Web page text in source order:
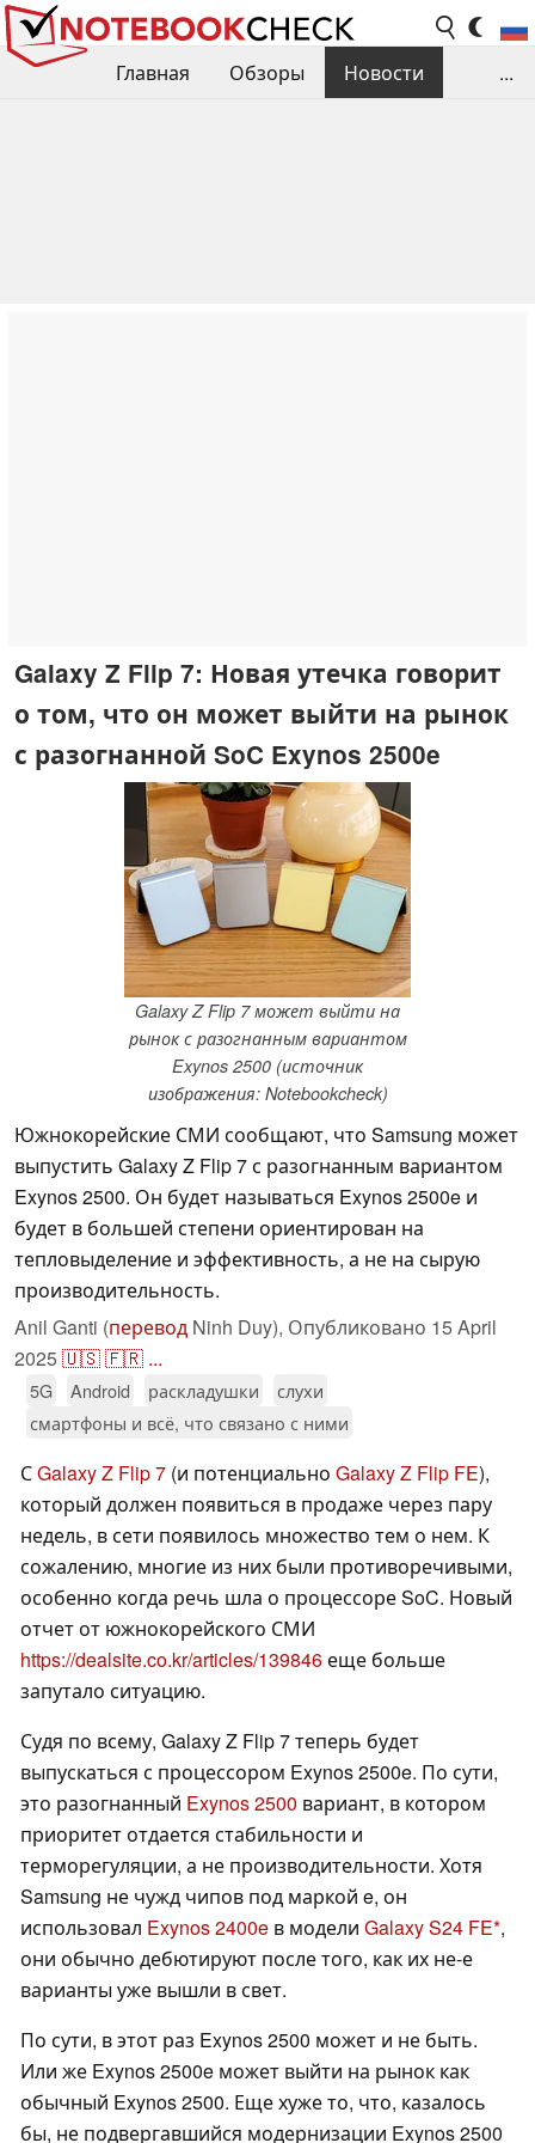
Главная Обзоры
Новости
...
Galaxy Z Flip 7: Новая утечка говорит
о том, что он может выйти на рынок
с разогнанной SoC Exynos 2500e
Galaxy Z Flip 7 может выйти на
рынок с разогнанным вариантом
Exynos 2500 (источник
изображения: Notebookcheck)
Южнокорейские СМИ сообщают, что Samsung может
выпустить Galaxy Z Flip 7 с разогнанным вариантом
Exynos 2500. Он будет называться Exynos 2500e и
будет в большей степени ориентирован на
тепловыделение и эффективность, а не на сырую
производительность.
Anil Ganti (перевод Ninh Duy), Опубликовано 15 April
2025🇺🇸🇫🇷 ...
5G Android раскладушки
слухи
смартфоны и всё, что связано с ними
СGalaxy Z Flip 7 (и потенциально Galaxy Z Flip FE),
который должен появиться в продаже через пару
недель, в сети появилось множество тем о нем. К
сожалению, многие из них были противоречивыми,
особенно когда речь шла о процессоре SoC. Новый
отчет от южнокорейского СМИ
https://dealsite.co.kr/articles/139846еще больше
запутало ситуацию.
Судя по всему, Galaxy Z Flip 7 теперь будет
выпускаться с процессором Exynos 2500e. По сути,
это разогнанный Exynos 2500 вариант, в котором
приоритет отдается стабильности и
терморегуляции, а не производительности. Хотя
Samsung не чужд чипов под маркой e, он
использовал Exynos 2400e в модели Galaxy S24 FE ,
они обычно дебютируют после того, как их не-е
варианты уже вышли в свет.
По сути, в этот раз Exynos 2500 может и не быть.
Или же Exynos 2500e может выйти на рынок как
обычный Exynos 2500. Еще хуже то, что, казалось
бы, не подвергавшийся модернизации Exynos 2500